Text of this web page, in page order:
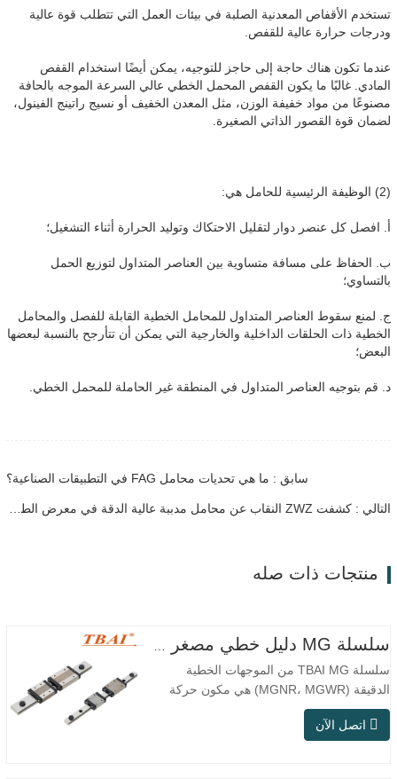
تستخدم الأقفاص المعدنية الصلبة في بيئات العمل التي تتطلب قوة عالية
ودرجات حرارة عالية للقفص.
عندما تكون هناك حاجة إلى حاجز للتوجيه، يمكن أيضًا استخدام القفص
المادي. غالبًا ما يكون القفص المحمل الخطي عالي السرعة الموجه بالحافة
مصنوعًا من مواد خفيفة الوزن، مثل المعدن الخفيف أو نسيج راتينج الفينول،
لضمان قوة القصور الذاتي الصغيرة.
(2) الوظيفة الرئيسية للحامل هي:
أ. افصل كل عنصر دوار لتقليل الاحتكاك وتوليد الحرارة أثناء التشغيل؛
ب. الحفاظ على مسافة متساوية بين العناصر المتداول لتوزيع الحمل
بالتساوي؛
ج. لمنع سقوط العناصر المتداول للمحامل الخطية القابلة للفصل والمحامل
الخطية ذات الحلقات الداخلية والخارجية التي يمكن أن تتأرجح بالنسبة لبعضها
البعض؛
د. قم بتوجيه العناصر المتداول في المنطقة غير الحاملة للمحمل الخطي.
سابق : ما هي تحديات محامل FAG في التطبيقات الصناعية؟
منتجات ذات صله
سلسلة TBAI MG من الموجهات الخطية
الدقيقة (MGNR، MGWR) هي مكون حركة
خطية عالي الأداء مصمم خصيصًا للمعدات
الصغيرة الدقيقة. تتميز ببنية مدمجة، وتشغيل
اتصل الآن